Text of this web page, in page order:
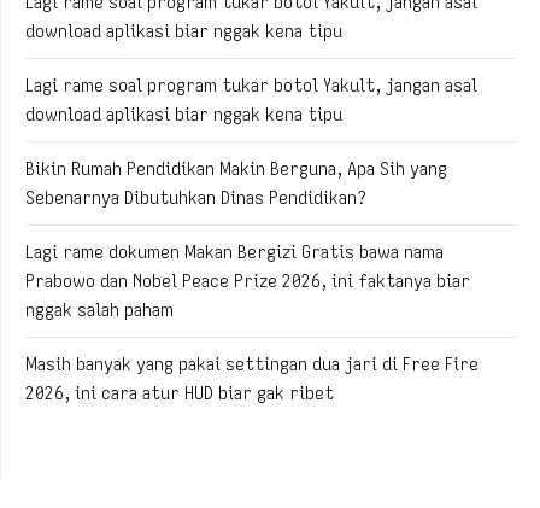
download aplikasi biar nggak kena tipu
Lagi rame soal program tukar botol Yakult, jangan asal
download aplikasi biar nggak kena tipu
Bikin Rumah Pendidikan Makin Berguna, Apa Sih yang
Sebenarnya Dibutuhkan Dinas Pendidikan?
Lagi rame dokumen Makan Bergizi Gratis bawa nama
Prabowo dan Nobel Peace Prize 2026, ini faktanya biar
nggak salah paham
Masih banyak yang pakai settingan dua jari di Free Fire
2026, ini cara atur HUD biar gak ribet